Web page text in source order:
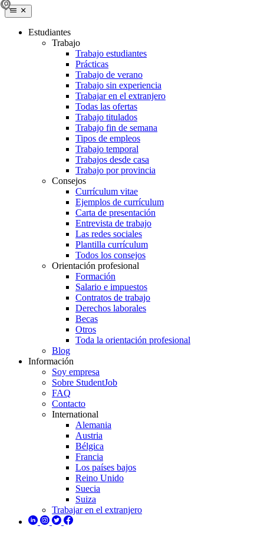
Estudiantes
Trabajo
Trabajo estudiantes
Prácticas
Trabajo de verano
Trabajo sin experiencia
Trabajar en el extranjero
Todas las ofertas
Trabajo titulados
Trabajo fin de semana
Tipos de empleos
Trabajo temporal
Trabajos desde casa
Trabajo por provincia
Consejos
Currículum vitae
Ejemplos de currículum
Carta de presentación
Entrevista de trabajo
Las redes sociales
Plantilla currículum
Todos los consejos
Orientación profesional
Formación
Salario e impuestos
Contratos de trabajo
Derechos laborales
Becas
Otros
Toda la orientación profesional
Blog
Información
Soy empresa
Sobre StudentJob
FAQ
Contacto
International
Alemania
Austria
Bélgica
Francia
Los países bajos
Reino Unido
Suecia
Suiza
Trabajar en el extranjero